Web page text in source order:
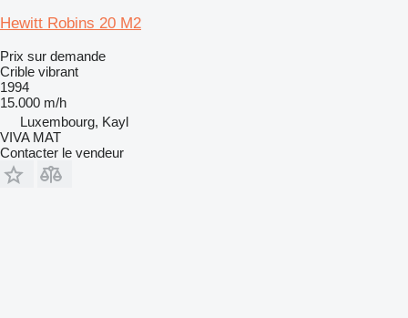
Hewitt Robins 20 M2
Prix sur demande
Crible vibrant
1994
15.000 m/h
Luxembourg, Kayl
VIVA MAT
Contacter le vendeur